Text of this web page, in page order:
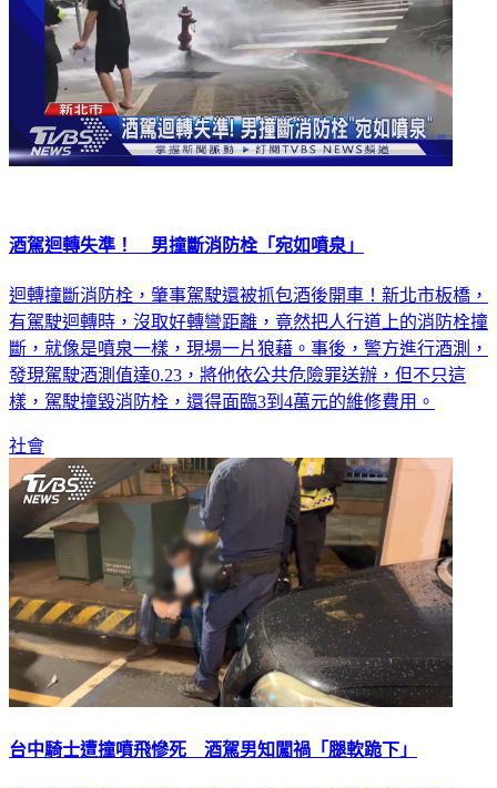
酒駕迴轉失準！ 男撞斷消防栓「宛如噴泉」
迴轉撞斷消防栓，肇事駕駛還被抓包酒後開車！新北市板橋，
有駕駛迴轉時，沒取好轉彎距離，竟然把人行道上的消防栓撞
斷，就像是噴泉一樣，現場一片狼藉。事後，警方進行酒測，
發現駕駛酒測值達0.23，將他依公共危險罪送辦，但不只這
樣，駕駛撞毀消防栓，還得面臨3到4萬元的維修費用。
社會
台中騎士遭撞噴飛慘死 酒駕男知闖禍「腿軟跪下」